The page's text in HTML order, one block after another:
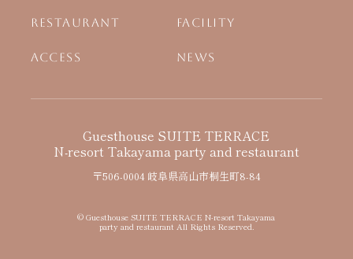
RESTAURANT FACILITY
ACCESS NEWS
Guesthouse SUITE TERRACE
N-resort Takayama party and restaurant
〒506-0004 岐阜県高山市桐生町8-84
© Guesthouse SUITE TERRACE N-resort Takayama
party and restaurant All Rights Reserved.